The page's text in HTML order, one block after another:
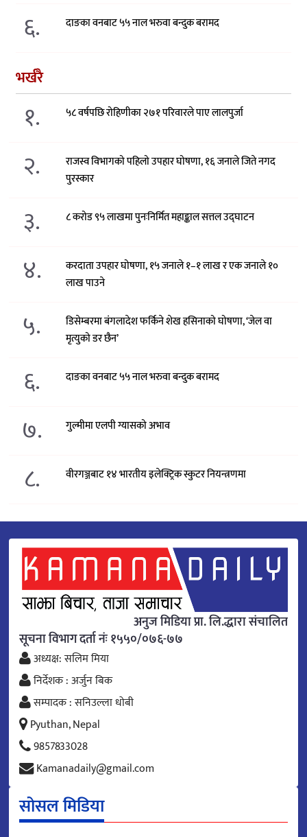
६. दाङका वनबाट ५५ नाल भरुवा बन्दुक बरामद
भर्खरै
१. ५८ वर्षपछि रोहिणीका २७१ परिवारले पाए लालपुर्जा
२.
राजस्व विभागको पहिलो उपहार घोषणा, १६ जनाले जिते नगद
पुरस्कार
३. ८ करोड ९५ लाखमा पुनःनिर्मित महाङ्काल सत्तल उद्घाटन
४.
करदाता उपहार घोषणा, १५ जनाले १–१ लाख र एक जनाले १०
लाख पाउने
५.
डिसेम्बरमा बंगलादेश फर्किने शेख हसिनाको घोषणा, ‘जेल वा
मृत्युको डर छैन’
६. दाङका वनबाट ५५ नाल भरुवा बन्दुक बरामद
७. गुल्मीमा एलपी ग्यासको अभाव
८. वीरगञ्जबाट १४ भारतीय इलेक्ट्रिक स्कुटर नियन्त्रणमा
अनुज मिडिया प्रा. लि.द्धारा संचालित
सूचना विभाग दर्ता नंः १५५०/०७६-७७
अध्यक्ष: सलिम मिया
निर्देशक : अर्जुन बिक
सम्पादक : सनिउल्ला धोबी
Pyuthan, Nepal
9857833028
Kamanadaily@gmail.com
सोसल मिडिया